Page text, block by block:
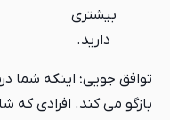
بیشتری
دارید.
توافق جویی؛ اینکه شما
بازگو می کند. افرادی که